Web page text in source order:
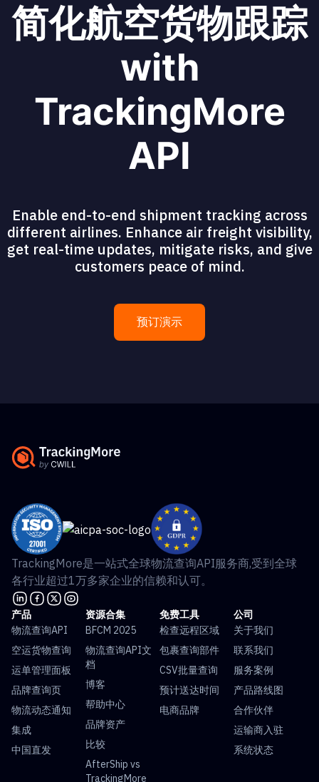
简化航空货物跟踪
with
TrackingMore
API
Enable end-to-end shipment tracking across
different airlines. Enhance air freight visibility,
get real-time updates, mitigate risks, and give
customers peace of mind.
预订演示
TrackingMore是一站式全球物流查询API服务商,受到全球
各行业超过1万多家企业的信赖和认可。
产品
物流查询API
空运货物查询
运单管理面板
品牌查询页
物流动态通知
集成
中国直发
资源合集
BFCM 2025
物流查询API文
档
博客
帮助中心
品牌资产
比较
AfterShip vs
TrackingMore
免费工具
检查远程区域
包裹查询部件
CSV批量查询
预计送达时间
电商品牌
公司
关于我们
联系我们
服务案例
产品路线图
合作伙伴
运输商入驻
系统状态